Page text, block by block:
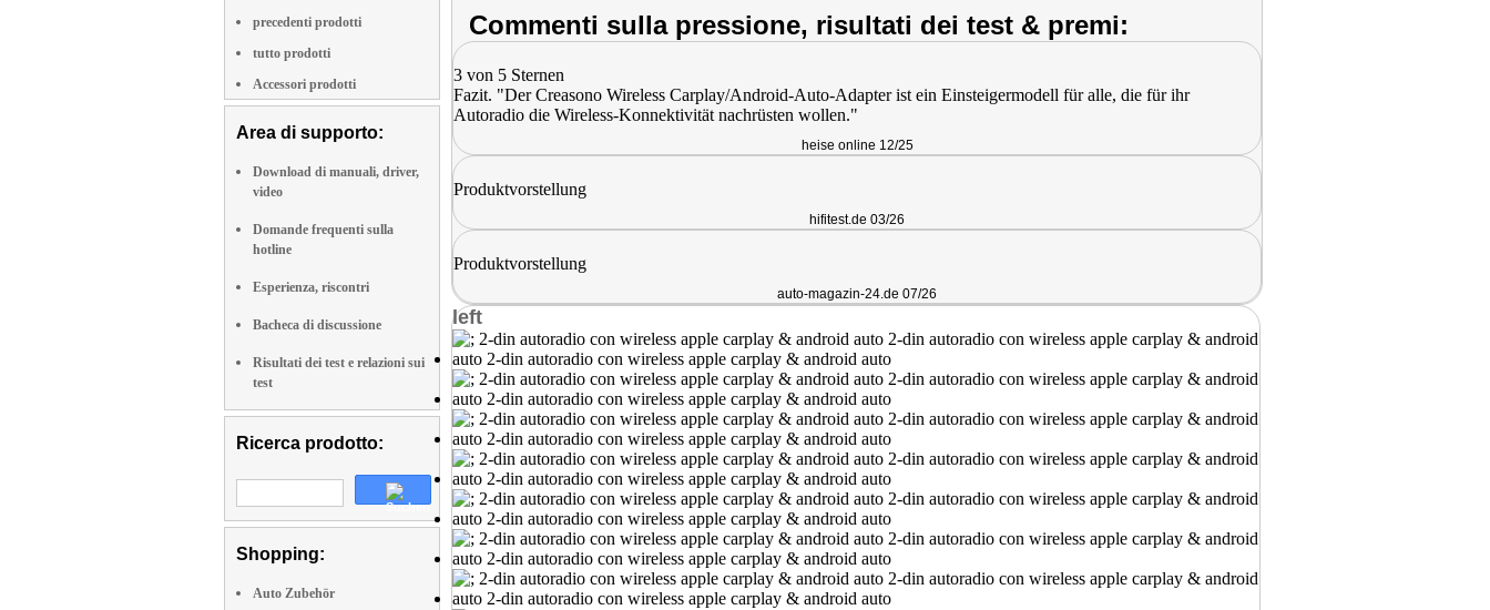
precedenti prodotti
tutto prodotti
Accessori prodotti
Area di supporto:
Download di manuali, driver,
video
Domande frequenti sulla
hotline
Esperienza, riscontri
Bacheca di discussione
Risultati dei test e relazioni sui
test
Ricerca prodotto:
Shopping:
Auto Zubehör
Commenti sulla pressione, risultati dei test & premi:
3 von 5 Sternen
Fazit. "Der Creasono Wireless Carplay/Android-Auto-Adapter ist ein Einsteigermodell für alle, die für ihr
Autoradio die Wireless-Konnektivität nachrüsten wollen."
heise online 12/25
Produktvorstellung
hifitest.de 03/26
Produktvorstellung
auto-magazin-24.de 07/26
left